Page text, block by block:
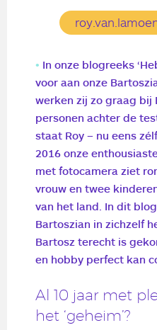
In onze blogreeks
voor aan onze
werken zij zo graag bij
personen achter de
staat Roy – nu eens
2016 onze
met fotocamera ziet
vrouw en twee
van het land. In dit
Bartoszian in zichzelf
Bartosz terecht is
en hobby perfect kan
Al 10 jaar met
het ‘geheim’?